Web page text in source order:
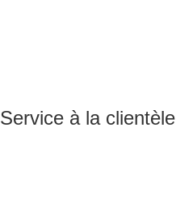
Service à la clientèle